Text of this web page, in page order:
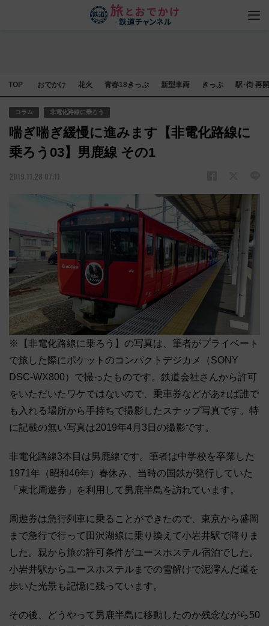
TOP おでかけ 花火 青春18きっぷ 新型車両 きっぷ 駅･街 再
コラム 非電化路線に乗ろう
喘ぎ喘ぎ緩慢に進みます【非電化路線に
乗ろう03】男鹿線 その1
2019.11.28 07:11
※【非電化路線に乗ろう】の写真は、筆者がプライベート
で旅した際にポケットのコンパクトデジカメ（SONY
DSC-WX800）で撮ったものです。鉄道会社さんから許可
をいただいたワケではないので、乗車券などがあれば誰で
も入れる場所から手持ちで撮影したスナップ写真です。特
に記載の無い写真は2019年4月3日の撮影です。
非電化路線3本目は男鹿線です。筆者は中学校を卒業した
1971年（昭和46年）春休み、当時の国鉄が発行していた
「東北周遊券」を利用して男鹿半島を訪れています。
周遊券は急行列車に乗ることができたので、東京から盛岡
まで急行で行って田沢湖線に乗り換えて小岩井駅で降りま
した。親から旅の許可条件がユースホステル宿泊でした。
小岩井駅からユースホステルまでの雪解けで泥濘んだ道を
歩いた光景も記憶に残っています。
その後、どうやって男鹿半島に移動したのか残念ながら50